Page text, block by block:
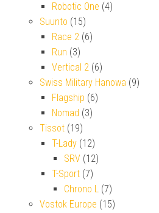
Robotic One (4)
Suunto (15)
Race 2 (6)
Run (3)
Vertical 2 (6)
Swiss Military Hanowa (9)
Flagship (6)
Nomad (3)
Tissot (19)
T-Lady (12)
SRV (12)
T-Sport (7)
Chrono L (7)
Vostok Europe (15)